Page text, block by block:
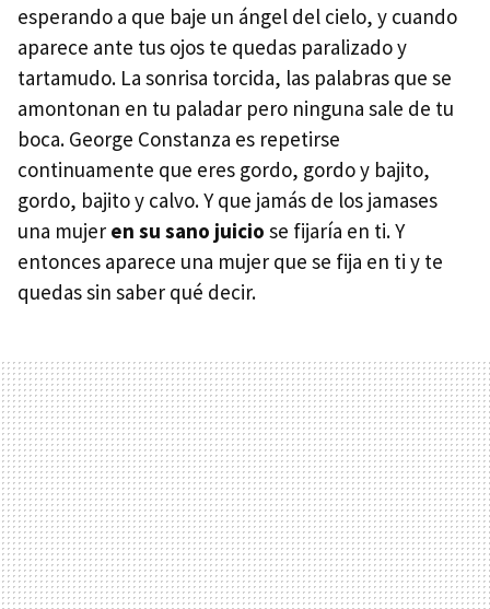
esperando a que baje un ángel del cielo, y cuando
aparece ante tus ojos te quedas paralizado y
tartamudo. La sonrisa torcida, las palabras que se
amontonan en tu paladar pero ninguna sale de tu
boca. George Constanza es repetirse
continuamente que eres gordo, gordo y bajito,
gordo, bajito y calvo. Y que jamás de los jamases
una mujer en su sano juicio se fijaría en ti. Y
entonces aparece una mujer que se fija en ti y te
quedas sin saber qué decir.